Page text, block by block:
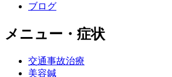
ブログ
メニュー・症状
交通事故治療
美容鍼